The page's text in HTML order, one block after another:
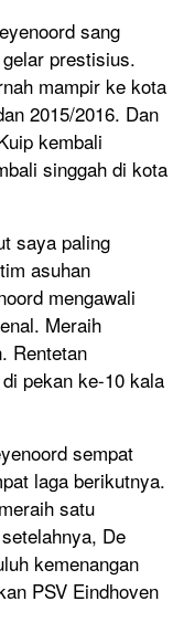
sang
prestisius.
mampir ke kota
2015/2016. Dan
kembali
singgah di kota
saya paling
asuhan
mengawali
Meraih
Rentetan
pekan ke-10 kala
sempat
laga berikutnya.
satu
De
kemenangan
PSV Eindhoven